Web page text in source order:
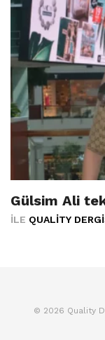
Gülsim Ali
İLE QUALITY
© 2026 Quality